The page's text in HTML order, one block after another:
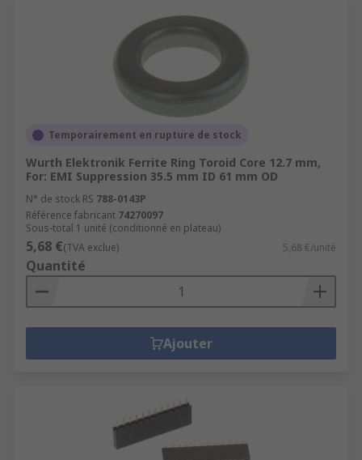
Temporairement en rupture de stock
Wurth Elektronik Ferrite Ring Toroid Core 12.7 mm,
For: EMI Suppression 35.5 mm ID 61 mm OD
N° de stock RS 788-0143P
Référence fabricant 74270097
Sous-total 1 unité (conditionné en plateau)
5,68 €(TVA exclue) 5,68 €/unité
Quantité
Ajouter